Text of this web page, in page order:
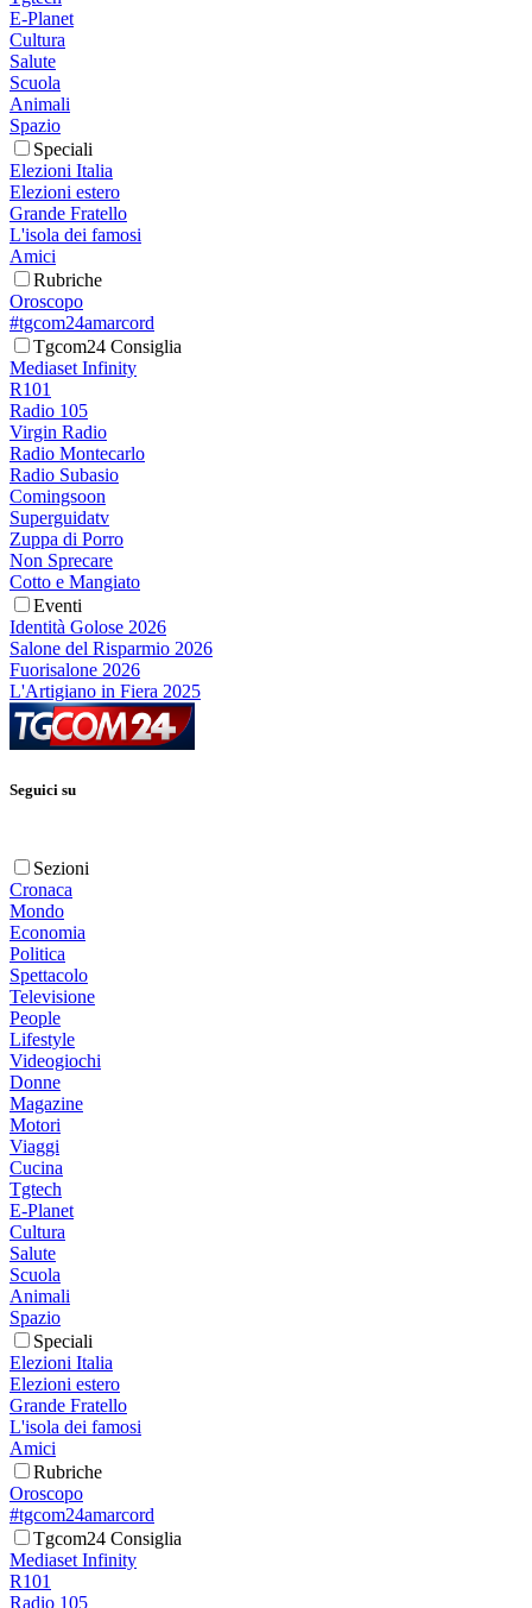
E-Planet
Cultura
Salute
Scuola
Animali
Spazio
Speciali
Elezioni Italia
Elezioni estero
Grande Fratello
L'isola dei famosi
Amici
Rubriche
Oroscopo
#tgcom24amarcord
Tgcom24 Consiglia
Mediaset Infinity
R101
Radio 105
Virgin Radio
Radio Montecarlo
Radio Subasio
Comingsoon
Superguidatv
Zuppa di Porro
Non Sprecare
Cotto e Mangiato
Eventi
Identità Golose 2026
Salone del Risparmio 2026
Fuorisalone 2026
L'Artigiano in Fiera 2025
Seguici su
Sezioni
Cronaca
Mondo
Economia
Politica
Spettacolo
Televisione
People
Lifestyle
Videogiochi
Donne
Magazine
Motori
Viaggi
Cucina
Tgtech
E-Planet
Cultura
Salute
Scuola
Animali
Spazio
Speciali
Elezioni Italia
Elezioni estero
Grande Fratello
L'isola dei famosi
Amici
Rubriche
Oroscopo
#tgcom24amarcord
Tgcom24 Consiglia
Mediaset Infinity
R101
Radio 105